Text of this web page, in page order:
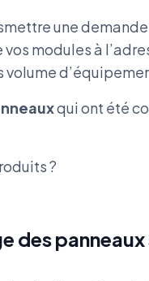
une
vos modules à
volume
qui ont été
?
des